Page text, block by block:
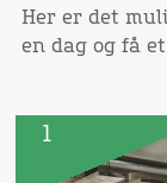
Her er det
en dag og få
1